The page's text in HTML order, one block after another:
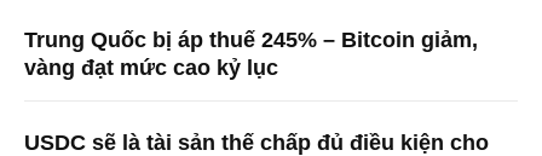
Trung Quốc bị áp thuế 245% – Bitcoin giảm,
vàng đạt mức cao kỷ lục
USDC sẽ là tài sản thế chấp đủ điều kiện cho